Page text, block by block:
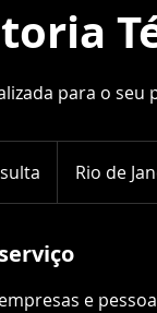
para o seu
Rio de
e